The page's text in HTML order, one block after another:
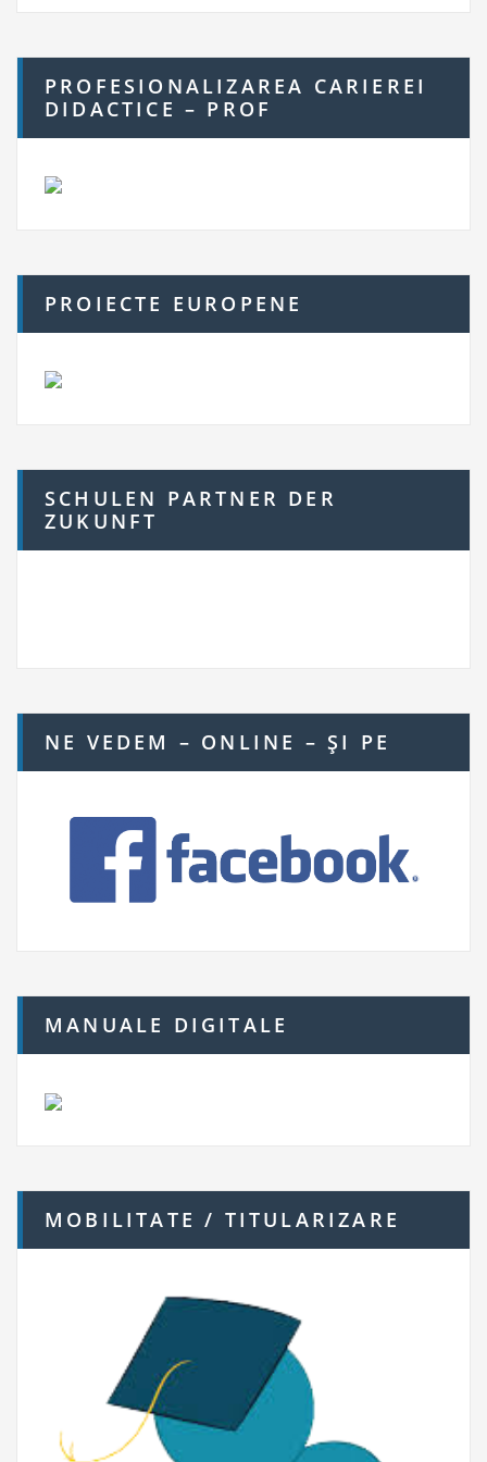
PROFESIONALIZAREA CARIEREI
DIDACTICE – PROF
PROIECTE EUROPENE
SCHULEN PARTNER DER
ZUKUNFT
NE VEDEM – ONLINE – ŞI PE
MANUALE DIGITALE
MOBILITATE / TITULARIZARE